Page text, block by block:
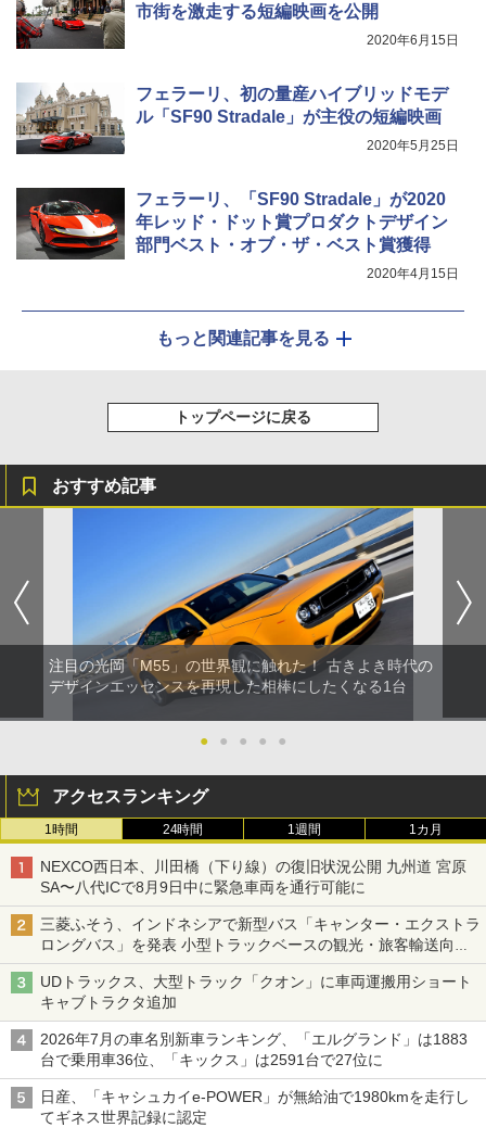
市街を激走する短編映画を公開
2020年6月15日
フェラーリ、初の量産ハイブリッドモデ
ル「SF90 Stradale」が主役の短編映画
2020年5月25日
フェラーリ、「SF90 Stradale」が2020
年レッド・ドット賞プロダクトデザイン
部門ベスト・オブ・ザ・ベスト賞獲得
2020年4月15日
もっと関連記事を見る
トップページに戻る
おすすめ記事
注目の光岡「M55」の世界観に触れた！ 古きよき時代の
デザインエッセンスを再現した相棒にしたくなる1台
● ● ● ● ●
アクセスランキング
1時間 24時間 1週間 1カ月
NEXCO西日本、川田橋（下り線）の復旧状況公開 九州道 宮原
SA〜八代ICで8月9日中に緊急車両を通行可能に
三菱ふそう、インドネシアで新型バス「キャンター・エクストラ
ロングバス」を発表 小型トラックベースの観光・旅客輸送向け
バス
UDトラックス、大型トラック「クオン」に車両運搬用ショート
キャブトラクタ追加
2026年7月の車名別新車ランキング、「エルグランド」は1883
台で乗用車36位、「キックス」は2591台で27位に
日産、「キャシュカイe-POWER」が無給油で1980kmを走行し
てギネス世界記録に認定